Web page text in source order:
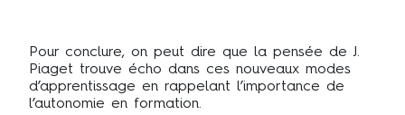
Pour conclure, on peut dire que la pensée de J.
Piaget trouve écho dans ces nouveaux modes
d’apprentissage en rappelant l’importance de
l’autonomie en formation.